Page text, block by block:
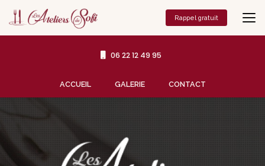
contenu
principal
06 22 12 49 95
ACCUEIL GALERIE CONTACT
Rappel gratuit